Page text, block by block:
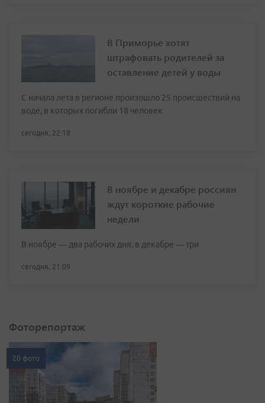
В Приморье хотят
штрафовать родителей за
оставление детей у воды
С начала лета в регионе произошло 25 происшествий на
воде, в которых погибли 18 человек
сегодня, 22:18
В ноябре и декабре россиян
ждут короткие рабочие
недели
В ноябре — два рабочих дня, в декабре — три
сегодня, 21:09
Фоторепортаж
20 фото